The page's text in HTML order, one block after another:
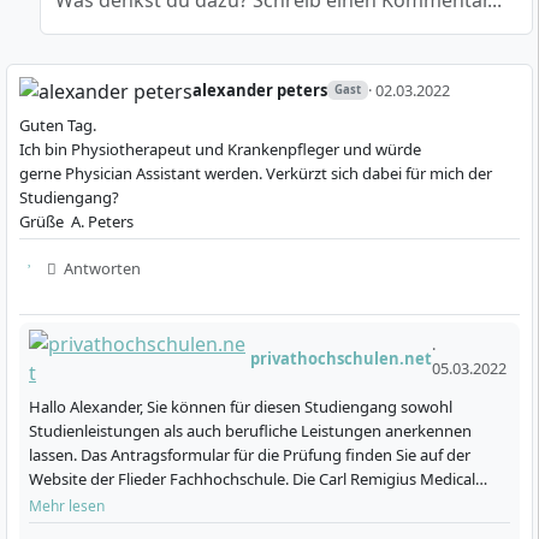
strukturierte Anamnesegespräche,
Notfallsimulationen und Teamkommunikation, und
entwickelst so umfassende klinisch-praktische
Fertigkeiten.
Wie ist der berufsbegleitende Studienablauf
organisiert?
Der Masterstudiengang ist alsberufsbegleitendes
Studium im Blended-Learning-Formatkonzipiert. In
5 Semestern(entspricht120 ECTS) kombinierst du
Präsenzeinheiten vor Ort in Düsseldorf mit
alexander peters Gast · 02.03.2022
Guten Tag.
Ich bin Physiotherapeut und Krankenpfleger und würde
gerne Physician Assistant werden. Verkürzt sich dabei für mich der
Studiengang?
Grüße A. Peters
Antworten
privathochschulen.net·
05.03.2022
Hallo Alexander, Sie können für diesen Studiengang sowohl
Studienleistungen als auch berufliche Leistungen anerkennen
lassen. Das Antragsformular für die Prüfung finden Sie auf der
Website der Flieder Fachhochschule. Die Carl Remigius Medical
School bietet auch einen berufsbegleitenden Bachelor Phys…
Mehr lesen